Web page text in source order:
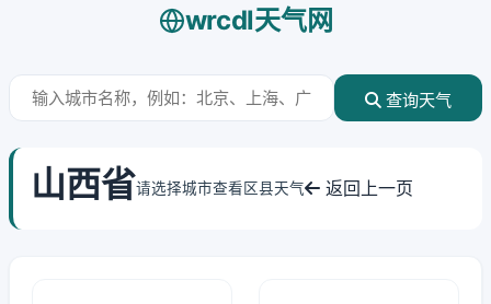
wrcdl天气网
查询天气
山西省请选择城市查看区县天气 返回上一页